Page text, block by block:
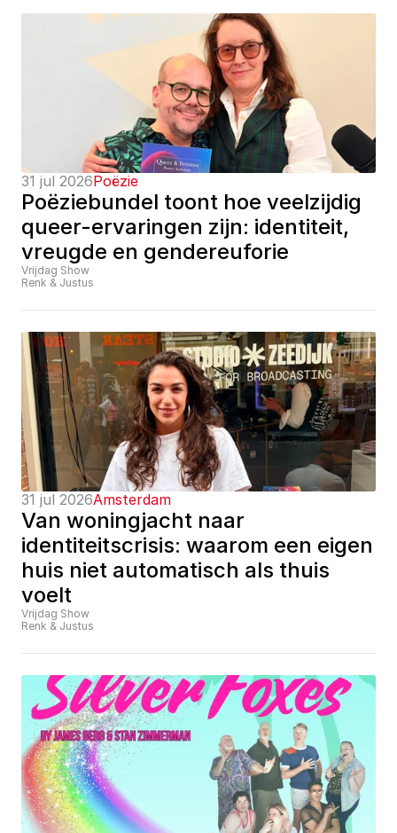
31 jul 2026Poëzie
Poëziebundel toont hoe veelzijdig
queer-ervaringen zijn: identiteit,
vreugde en gendereuforie
Vrijdag Show
Renk & Justus
31 jul 2026Amsterdam
Van woningjacht naar
identiteitscrisis: waarom een eigen
huis niet automatisch als thuis
voelt
Vrijdag Show
Renk & Justus